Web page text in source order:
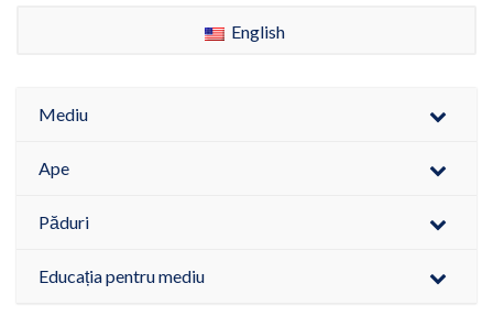
English
Mediu
Ape
Păduri
Educația pentru mediu